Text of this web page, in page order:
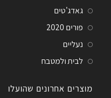
גאדג'טים
פורים 2020
נעליים
לבית ולמטבח
מוצרים אחרונים שהועלו